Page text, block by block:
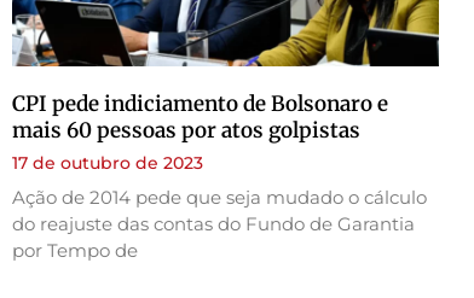
CPI pede indiciamento de Bolsonaro e
mais 60 pessoas por atos golpistas
17 de outubro de 2023
Ação de 2014 pede que seja mudado o cálculo
do reajuste das contas do Fundo de Garantia
por Tempo de